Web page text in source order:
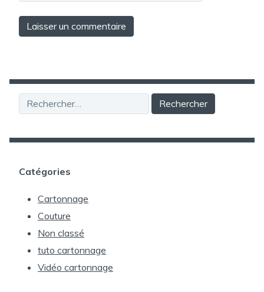
Rechercher :
Catégories
Cartonnage
Couture
Non classé
tuto cartonnage
Vidéo cartonnage